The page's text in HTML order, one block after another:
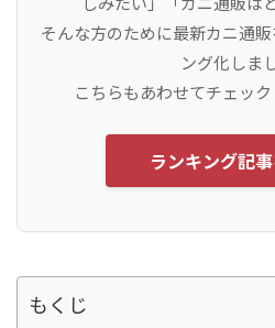
そんな方のために最新カニ通
ング化しま
こちらもあわせてチェック
ランキング記
もくじ